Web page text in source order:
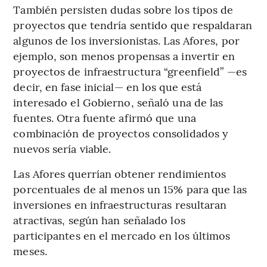
También persisten dudas sobre los tipos de
proyectos que tendría sentido que respaldaran
algunos de los inversionistas. Las Afores, por
ejemplo, son menos propensas a invertir en
proyectos de infraestructura “greenfield” —es
decir, en fase inicial— en los que está
interesado el Gobierno, señaló una de las
fuentes. Otra fuente afirmó que una
combinación de proyectos consolidados y
nuevos sería viable.
Las Afores querrían obtener rendimientos
porcentuales de al menos un 15% para que las
inversiones en infraestructuras resultaran
atractivas, según han señalado los
participantes en el mercado en los últimos
meses.